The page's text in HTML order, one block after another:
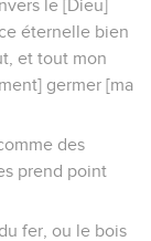
le [Dieu]
éternelle bien
et tout mon
germer [ma
des
prend point
fer, ou le bois